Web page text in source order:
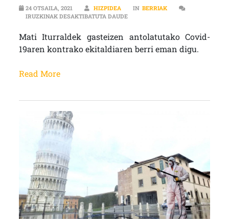
24 OTSAILA, 2021 HIZPIDEA IN BERRIAK
IRUZKINAK DESAKTIBATUTA DAUDEMATI ITURRALDE: “BIZITZA EZ DA
Mati Iturraldek gasteizen antolatutako Covid-
19aren kontrako ekitaldiaren berri eman digu.
Read More